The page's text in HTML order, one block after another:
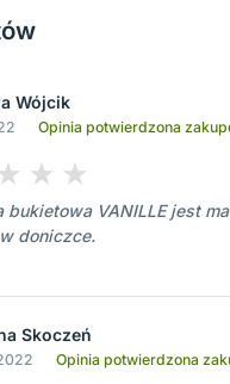
Wójcik
Opinia potwierdzona
bukietowa VANILLE jest
doniczce.
Skoczeń
Opinia potwierdzona